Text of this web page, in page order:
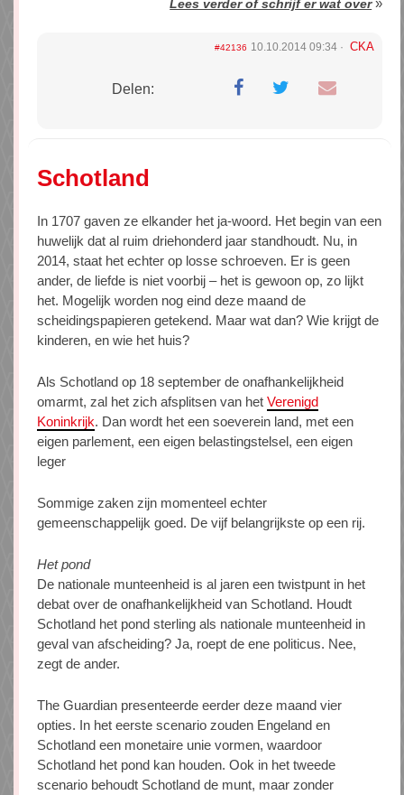
Lees verder of schrijf er wat over»
#42136 10.10.2014 09:34 CKA
Delen:
Schotland
In 1707 gaven ze elkander het ja-woord. Het begin van een
huwelijk dat al ruim driehonderd jaar standhoudt. Nu, in
2014, staat het echter op losse schroeven. Er is geen
ander, de liefde is niet voorbij – het is gewoon op, zo lijkt
het. Mogelijk worden nog eind deze maand de
scheidingspapieren getekend. Maar wat dan? Wie krijgt de
kinderen, en wie het huis?
Als Schotland op 18 september de onafhankelijkheid
omarmt, zal het zich afsplitsen van het Verenigd
Koninkrijk. Dan wordt het een soeverein land, met een
eigen parlement, een eigen belastingstelsel, een eigen
leger
Sommige zaken zijn momenteel echter
gemeenschappelijk goed. De vijf belangrijkste op een rij.
Het pond
De nationale munteenheid is al jaren een twistpunt in het
debat over de onafhankelijkheid van Schotland. Houdt
Schotland het pond sterling als nationale munteenheid in
geval van afscheiding? Ja, roept de ene politicus. Nee,
zegt de ander.
The Guardian presenteerde eerder deze maand vier
opties. In het eerste scenario zouden Engeland en
Schotland een monetaire unie vormen, waardoor
Schotland het pond kan houden. Ook in het tweede
scenario behoudt Schotland de munt, maar zonder